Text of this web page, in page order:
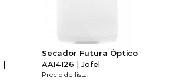
|
Secador Futura Óptico
AA14126 | Jofel
Precio de lista: